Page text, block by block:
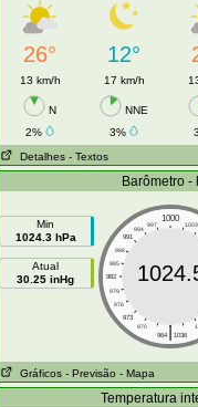
26° 12°
13 km/h 17 km/h
N NNE
2%
3%
Detalhes - Textos
Barômetro -
Min
1024.3 hPa
Atual
30.25 inHg
1000
997 1003
994
991
988
985
982
979
976
973
970
|
964 1036
Gráficos - Previsão - Mapa
Temperatura